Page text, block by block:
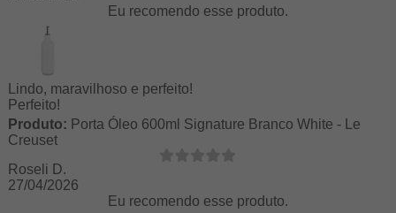
Eu recomendo esse produto.
Lindo, maravilhoso e perfeito!
Perfeito!
Produto: Porta Óleo 600ml Signature Branco White - Le
Creuset
Roseli D.
27/04/2026
Eu recomendo esse produto.